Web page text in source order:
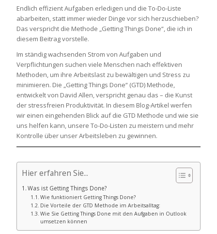
Endlich effizient Aufgaben erledigen und die To-Do-Liste
abarbeiten, statt immer wieder Dinge vor sich herzuschieben?
Das verspricht die Methode „Getting Things Done“, die ich in
diesem Beitrag vorstelle.
Im ständig wachsenden Strom von Aufgaben und
Verpflichtungen suchen viele Menschen nach effektiven
Methoden, um ihre Arbeitslast zu bewältigen und Stress zu
minimieren. Die „Getting Things Done“ (GTD) Methode,
entwickelt von David Allen, verspricht genau das – die Kunst
der stressfreien Produktivität. In diesem Blog-Artikel werfen
wir einen eingehenden Blick auf die GTD Methode und wie sie
uns helfen kann, unsere To-Do-Listen zu meistern und mehr
Kontrolle über unser Arbeitsleben zu gewinnen.
Hier erfahren Sie...
Was ist Getting Things Done?
Wie funktioniert Getting Things Done?
Die Vorteile der GTD Methode im Arbeitsalltag:
Wie Sie Getting Things Done mit den Aufgaben in Outlook
umsetzen können